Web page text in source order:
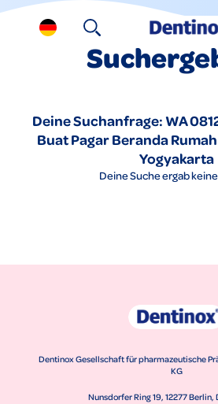
Deine Suchanfrage: WA
Buat Pagar Beranda
Yogyakarta
Deine Suche ergab
Dentinox Gesellschaft für pharmazeutische
KG
Nunsdorfer Ring 19, 12277